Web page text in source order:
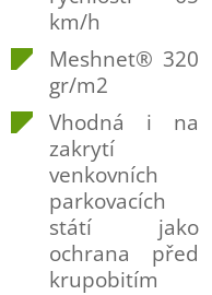
km/h
Meshnet® 320
gr/m2
Vhodná i na
zakrytí
venkovních
parkovacích
státí jako
ochrana před
krupobitím